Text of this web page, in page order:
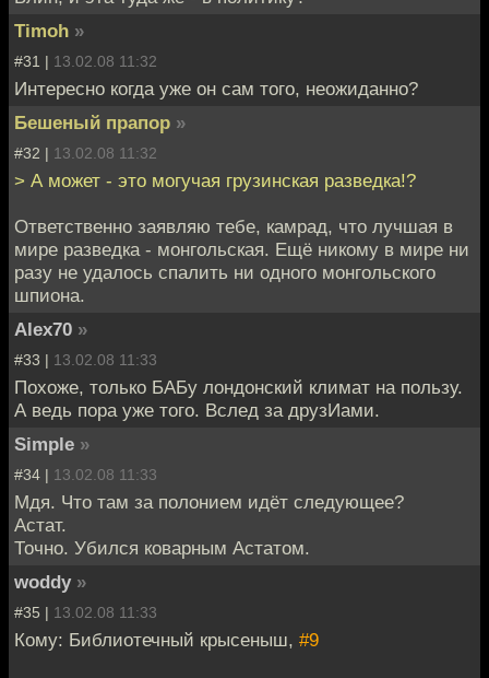
Timoh »
#31 | 13.02.08 11:32
Интересно когда уже он сам того, неожиданно?
Бешеный прапор »
#32 | 13.02.08 11:32
> А может - это могучая грузинская разведка!?
Ответственно заявляю тебе, камрад, что лучшая в
мире разведка - монгольская. Ещё никому в мире ни
разу не удалось спалить ни одного монгольского
шпиона.
Alex70 »
#33 | 13.02.08 11:33
Похоже, только БАБу лондонский климат на пользу.
А ведь пора уже того. Вслед за друзИами.
Simple »
#34 | 13.02.08 11:33
Мдя. Что там за полонием идёт следующее?
Астат.
Точно. Убился коварным Астатом.
woddy »
#35 | 13.02.08 11:33
Кому: Библиотечный крысеныш, #9